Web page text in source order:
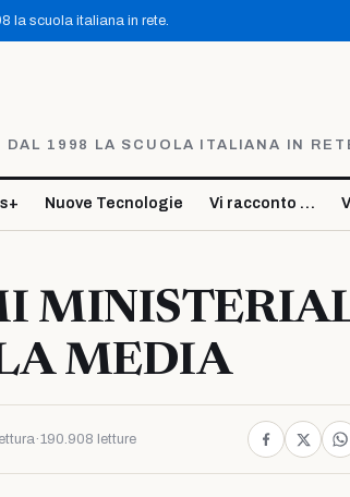
la scuola italiana in rete.
DAL 1998 LA SCUOLA ITALIANA IN
Nuove Tecnologie Vi racconto …
MEDIA
·190.908 letture